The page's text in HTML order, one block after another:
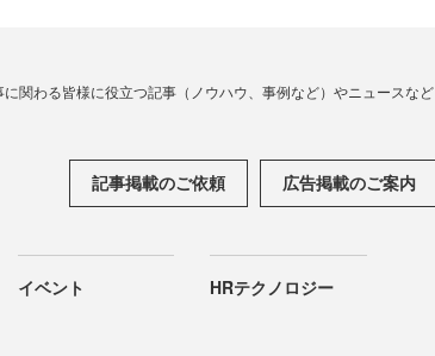
関わる皆様に役立つ記事（ノウハウ、事例など）やニュースなど
記事掲載のご依頼 広告掲載のご案内
イベント HRテクノロジー